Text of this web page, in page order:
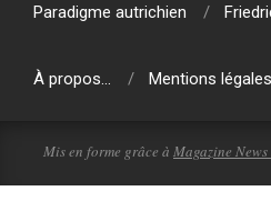
Paradigme autrichien
À propos… Mentions légales
Mis en forme grâce à Magazine News